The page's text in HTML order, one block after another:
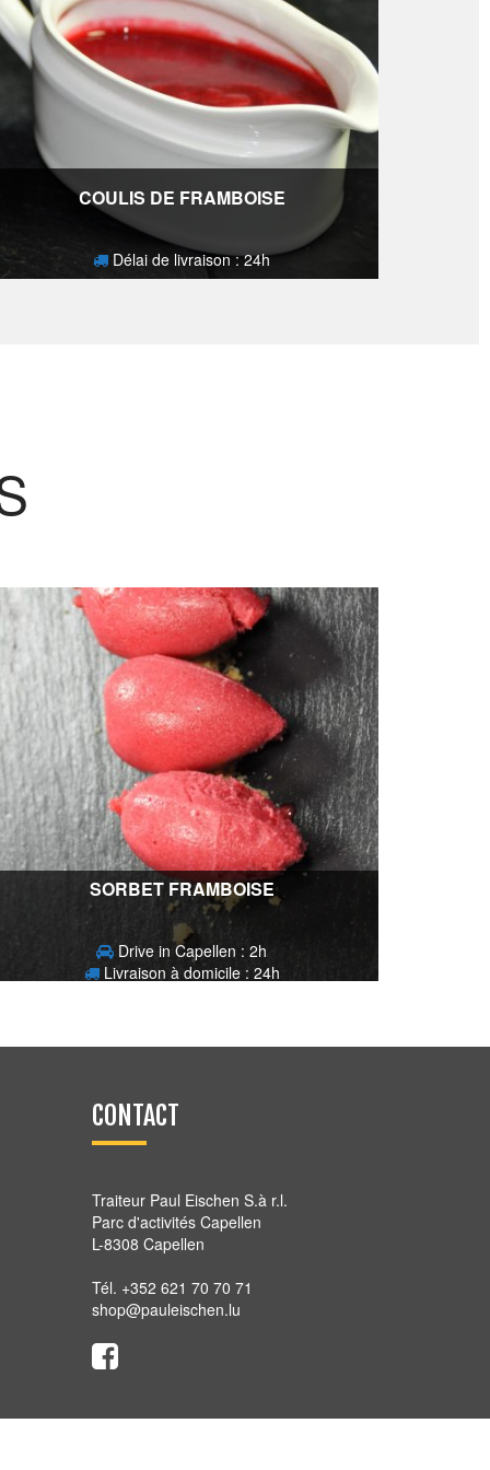
COULIS DE FRAMBOISE
Délai de livraison : 24h
SORBET FRAMBOISE
Drive in Capellen : 2h
Livraison à domicile : 24h
CONTACT
Traiteur Paul Eischen S.à r.l.
Parc d'activités Capellen
L-8308 Capellen
Tél. +352 621 70 70 71
shop@pauleischen.lu